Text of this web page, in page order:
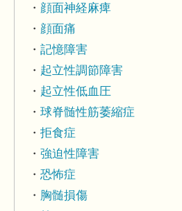
顔面神経麻痺
顔面痛
記憶障害
起立性調節障害
起立性低血圧
球脊髄性筋萎縮症
拒食症
強迫性障害
恐怖症
胸髄損傷